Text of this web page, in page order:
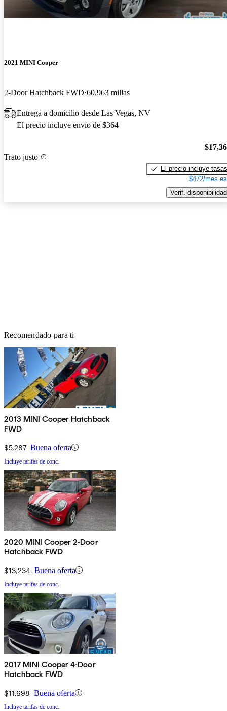
2021 MINI Cooper
2-Door Hatchback FWD 60,963 millas
Entrega a domicilio desde Las Vegas, NV
El precio incluye envío de $364
Trato justo
El precio incluye tasas
$472/mes
Verif. disponibilidad
Recomendado para ti
2013 MINI Cooper Hatchback
FWD
$5,287 Buena oferta
Incluye tarifas de conc.
2020 MINI Cooper 2-Door
Hatchback FWD
$13,234 Buena oferta
Incluye tarifas de conc.
2017 MINI Cooper 4-Door
Hatchback FWD
$11,698 Buena oferta
Incluye tarifas de conc.